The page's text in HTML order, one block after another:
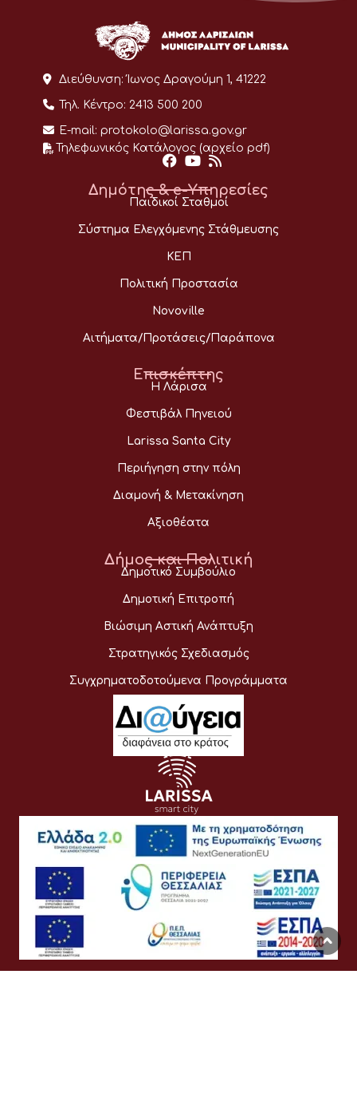
Διεύθυνση: Ίωνος Δραγούμη 1, 41222
Τηλ. Κέντρο: 2413 500 200
E-mail: protokolo@larissa.gov.gr
Τηλεφωνικός Κατάλογος (αρχείο pdf)
Δημότης & e-Υπηρεσίες
Παιδικοί Σταθμοί
Σύστημα Ελεγχόμενης Στάθμευσης
ΚΕΠ
Πολιτική Προστασία
Novoville
Αιτήματα/Προτάσεις/Παράπονα
Επισκέπτης
Η Λάρισα
Φεστιβάλ Πηνειού
Larissa Santa City
Περιήγηση στην πόλη
Διαμονή & Μετακίνηση
Αξιοθέατα
Δήμος και Πολιτική
Δημοτικό Συμβούλιο
Δημοτική Επιτροπή
Βιώσιμη Αστική Ανάπτυξη
Στρατηγικός Σχεδιασμός
Συγχρηματοδοτούμενα Προγράμματα